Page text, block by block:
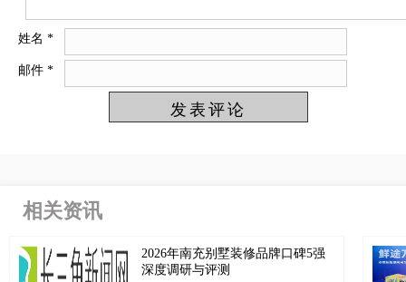
姓名 *
邮件 *
相关资讯
2026年南充别墅装修品牌口碑5强
深度调研与评测